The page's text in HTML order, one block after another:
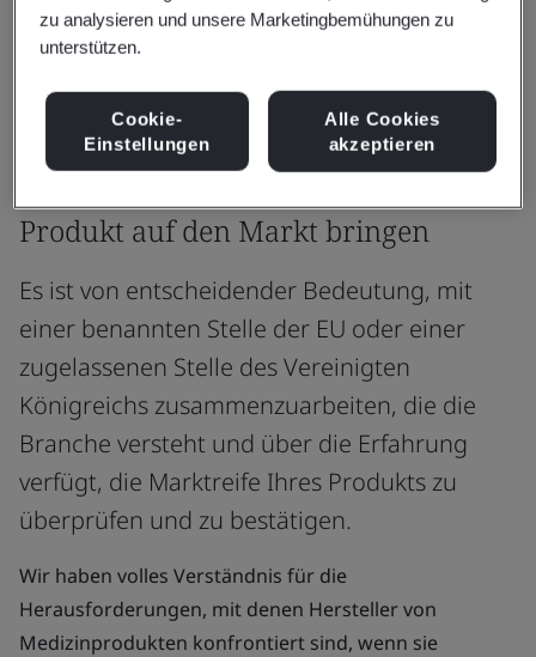
Als Hersteller eines vaskulären
Medizinprodukts müssen Sie
sicherstellen, dass Sie die
einschlägigen gesetzlichen
Produkt auf den Markt bringen
Es ist von entscheidender Bedeutung, mit
einer benannten Stelle der EU oder einer
zugelassenen Stelle des Vereinigten
Königreichs zusammenzuarbeiten, die die
Branche versteht und über die Erfahrung
verfügt, die Marktreife Ihres Produkts zu
überprüfen und zu bestätigen.
Wir haben volles Verständnis für die
Herausforderungen, mit denen Hersteller von
Medizinprodukten konfrontiert sind, wenn sie
zu analysieren und unsere Marketingbemühungen zu
unterstützen.
Cookie-
Einstellungen
Alle Cookies
akzeptieren